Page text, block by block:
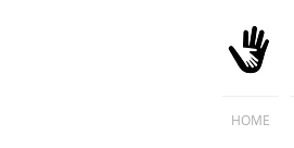
HOME